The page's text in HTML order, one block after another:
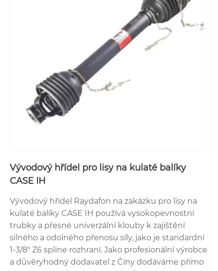
Vývodový hřídel pro lisy na kulaté balíky
CASE IH
Vývodový hřídel Raydafon na zakázku pro lisy na
kulaté balíky CASE IH používá vysokopevnostní
trubky a přesné univerzální klouby k zajištění
silného a odolného přenosu síly, jako je standardní
1-3/8" Z6 spline rozhraní. Jako profesionální výrobce
a důvěryhodný dodavatel z Číny dodáváme přímo